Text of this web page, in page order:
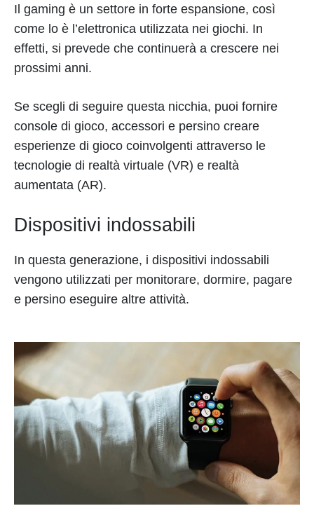
Il gaming è un settore in forte espansione, così
come lo è l’elettronica utilizzata nei giochi. In
effetti, si prevede che continuerà a crescere nei
prossimi anni.
Se scegli di seguire questa nicchia, puoi fornire
console di gioco, accessori e persino creare
esperienze di gioco coinvolgenti attraverso le
tecnologie di realtà virtuale (VR) e realtà
aumentata (AR).
Dispositivi indossabili
In questa generazione, i dispositivi indossabili
vengono utilizzati per monitorare, dormire, pagare
e persino eseguire altre attività.